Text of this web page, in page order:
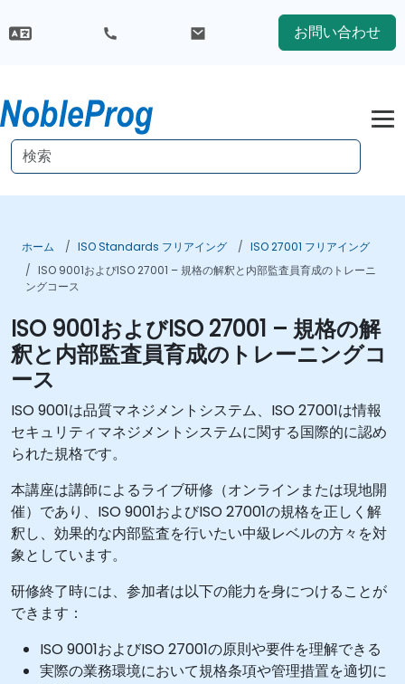
お問い合わせ
ホーム ISO Standards フリアイング
ISO 27001 フリアイング
ISO 9001およびISO 27001 – 規格の解釈と内部監査員育成のトレーニ
ングコース
ISO 9001およびISO 27001 – 規格の解
釈と内部監査員育成のトレーニングコ
ース
ISO 9001は品質マネジメントシステム、ISO 27001は情報
セキュリティマネジメントシステムに関する国際的に認め
られた規格です。
本講座は講師によるライブ研修（オンラインまたは現地開
催）であり、ISO 9001およびISO 27001の規格を正しく解
釈し、効果的な内部監査を行いたい中級レベルの方々を対
象としています。
研修終了時には、参加者は以下の能力を身につけることが
できます：
ISO 9001およびISO 27001の原則や要件を理解できる
実際の業務環境において規格条項や管理措置を適切に